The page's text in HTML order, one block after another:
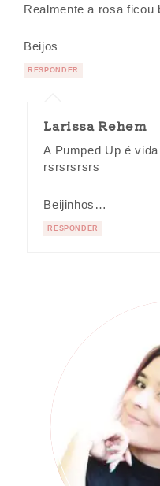
Realmente a rosa ficou
Beijos
RESPONDER
Larissa Rehem
A Pumped Up é
rsrsrsrsrs
Beijinhos…
RESPONDER